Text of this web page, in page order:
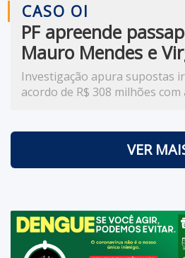
CASO OI
PF apreende
Mauro Mendes e
investigação sobre
desvio milionário
Investigação apura supostas
acordo de R$ 308 milhões com
VER